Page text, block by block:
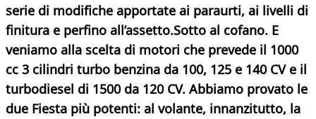
serie di modifiche apportate ai paraurti, ai livelli di
finitura e perfino all’assetto.Sotto al cofano. E
veniamo alla scelta di motori che prevede il 1000
cc 3 cilindri turbo benzina da 100, 125 e 140 CV e il
turbodiesel di 1500 da 120 CV. Abbiamo provato le
due Fiesta più potenti: al volante, innanzitutto, la